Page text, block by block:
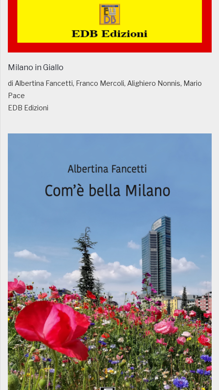
Milano in Giallo
di Albertina Fancetti, Franco Mercoli, Alighiero Nonnis, Mario
Pace
EDB Edizioni